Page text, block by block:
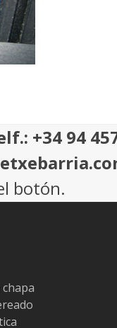
+34 94
botón.